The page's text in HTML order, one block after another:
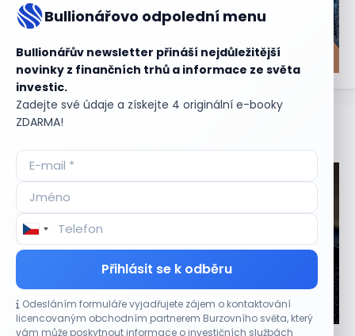
Bullionářovo odpolední menu
Bullionářův newsletter přináší nejdůležitější
novinky z finančních trhů a informace ze světa
investic.
Zadejte své údaje a získejte 4 originální e-booky
ZDARMA!
Přihlásit se k odběru
Odesláním formuláře vyjadřujete zájem o kontaktování
licencovaným obchodním partnerem Burzovního světa, který
vám může poskytnout informace o investičních službách
Aktuální
CO HÝBE TRHEM